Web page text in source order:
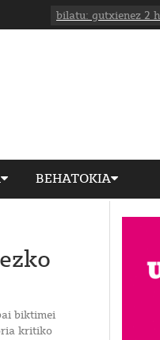
BEHATOKIA
biktimei
kritiko